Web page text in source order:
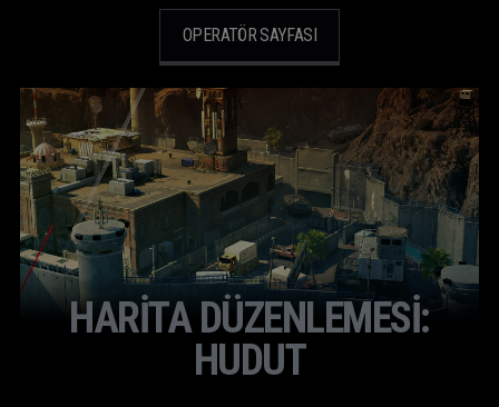
OPERATÖR SAYFASI
HARİTA DÜZENLEMESİ:
HUDUT